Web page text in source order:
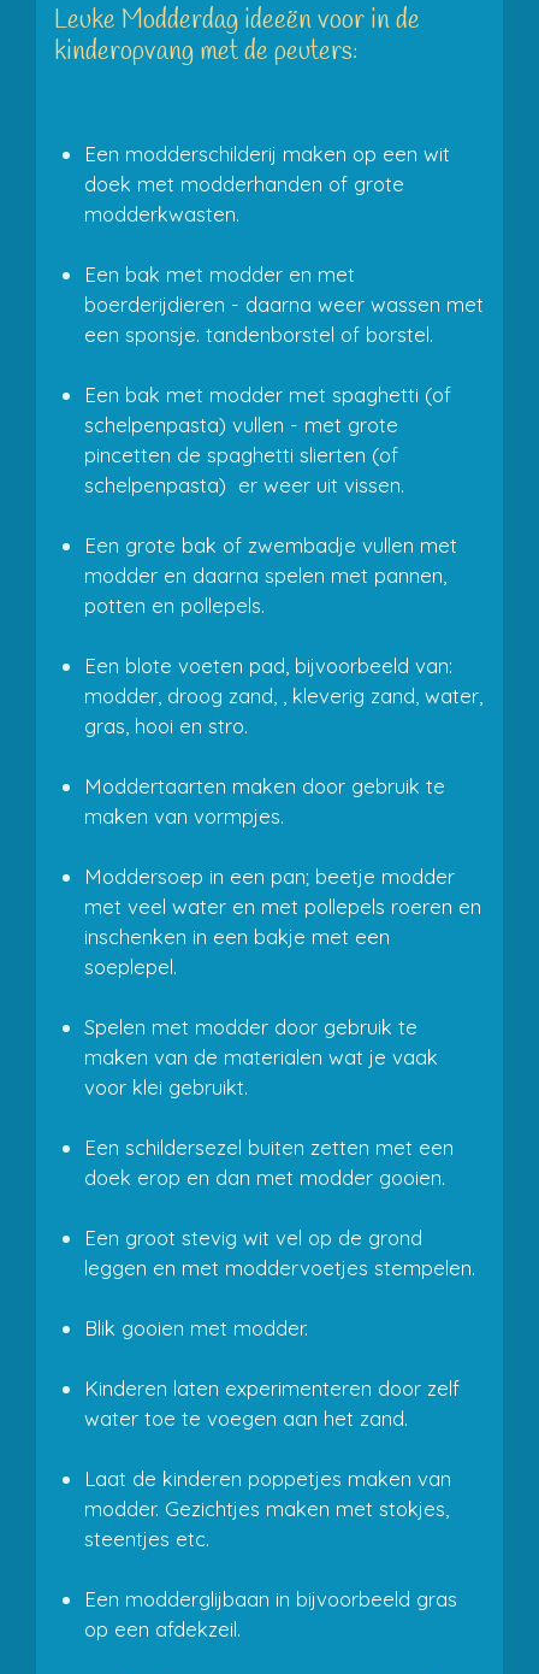
Leuke Modderdag ideeën voor in de
kinderopvang met de peuters:
Een modderschilderij maken op een wit
doek met modderhanden of grote
modderkwasten.
Een bak met modder en met
boerderijdieren - daarna weer wassen met
een sponsje. tandenborstel of borstel.
Een bak met modder met spaghetti (of
schelpenpasta) vullen - met grote
pincetten de spaghetti slierten (of
schelpenpasta) er weer uit vissen.
Een grote bak of zwembadje vullen met
modder en daarna spelen met pannen,
potten en pollepels.
Een blote voeten pad, bijvoorbeeld van:
modder, droog zand, , kleverig zand, water,
gras, hooi en stro.
Moddertaarten maken door gebruik te
maken van vormpjes.
Moddersoep in een pan; beetje modder
met veel water en met pollepels roeren en
inschenken in een bakje met een
soeplepel.
Spelen met modder door gebruik te
maken van de materialen wat je vaak
voor klei gebruikt.
Een schildersezel buiten zetten met een
doek erop en dan met modder gooien.
Een groot stevig wit vel op de grond
leggen en met moddervoetjes stempelen.
Blik gooien met modder.
Kinderen laten experimenteren door zelf
water toe te voegen aan het zand.
Laat de kinderen poppetjes maken van
modder. Gezichtjes maken met stokjes,
steentjes etc.
Een modderglijbaan in bijvoorbeeld gras
op een afdekzeil.